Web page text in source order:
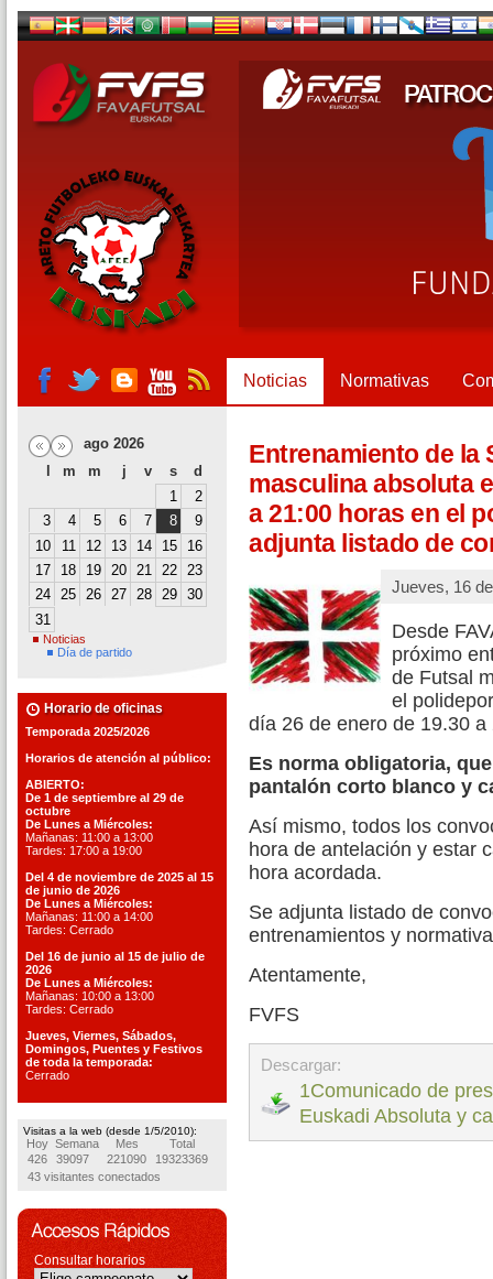
Noticias Normativas
ago 2026
m m j v s
d
1
2
3
4 5 6 7 8
9
10
11 12 13 14 15
16
17
18 19 20 21 22 23
24 25 26 27 28 29 30
31
Noticias
Día de partido
Horario de oficinas
Temporada 2025/2026
Horarios de atención al público:
ABIERTO:
De 1 de septiembre al 29 de
octubre
De Lunes a Miércoles:
Mañanas: 11:00 a 13:00
Tardes: 17:00 a 19:00
Del 4 de noviembre de 2025 al 15
de junio de 2026
De Lunes a Miércoles:
Mañanas: 11:00 a 14:00
Tardes: Cerrado
Del 16 de junio al 15 de julio de
2026
De Lunes a Miércoles:
Mañanas: 10:00 a 13:00
Tardes: Cerrado
Jueves, Viernes, Sábados,
Domingos, Puentes y Festivos
de toda la temporada:
Cerrado
Visitas a la web (desde 1/5/2010):
Hoy Semana Mes
Total
426
39097 221090
19323369
43 visitantes conectados
Consultar horarios
Entrenamiento de la
masculina absoluta
a 21:00 horas en el
adjunta listado de
Jueves, 16
Desde
próximo
de Futsal
el
día 26 de enero de 19.30 a
Es norma obligatoria,
pantalón corto blanco y
Así mismo, todos los
hora de antelación y estar
hora acordada.
Se adjunta listado de
entrenamientos y
Atentamente,
FVFS
Descargar:
1Comunicado de
Euskadi Absoluta y